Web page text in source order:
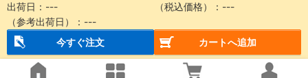
出荷日： --- （税込価格）： ---
（参考出荷日）： ---
今すぐ注文
カートへ追加